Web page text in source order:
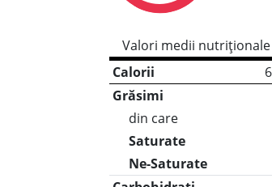
Valori medii
Calorii
Grăsimi
din care
Saturate
Ne-Saturate